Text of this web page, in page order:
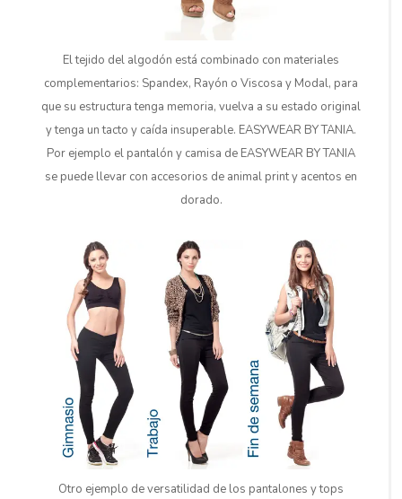
El tejido del algodón está combinado con materiales
complementarios: Spandex, Rayón o Viscosa y Modal, para
que su estructura tenga memoria, vuelva a su estado original
y tenga un tacto y caída insuperable. EASYWEAR BY TANIA.
Por ejemplo el pantalón y camisa de EASYWEAR BY TANIA
se puede llevar con accesorios de animal print y acentos en
dorado.
Otro ejemplo de versatilidad de los pantalones y tops